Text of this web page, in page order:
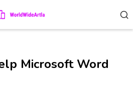
Microsoft Word